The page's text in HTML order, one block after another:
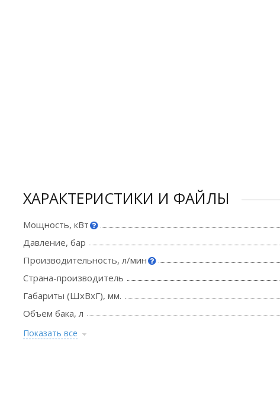
ХАРАКТЕРИСТИКИ И ФАЙЛЫ
Мощность, кВт
Давление, бар
Производительность, л/мин
Страна-производитель
Габариты (ШхВхГ), мм.
Объем бака, л
Показать все